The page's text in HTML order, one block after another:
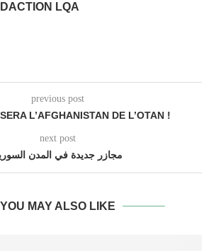
LQA
previous post
L’AFGHANISTAN DE L’OTAN !
next post
مجازر جديدة في المدن
YOU MAY ALSO LIKE